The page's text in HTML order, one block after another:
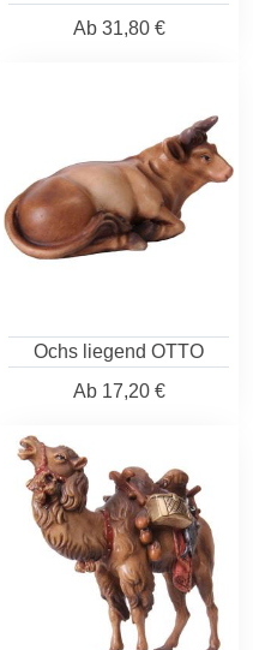
Ab31,80 €
Ochs liegend OTTO
Ab17,20 €